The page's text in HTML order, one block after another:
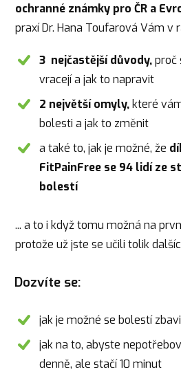
ochranné známky pro ČR a
praxí Dr. Hana Toufarová Vám v
3 nejčastější důvody,proč
vracejí a jak to napravit
2 největší omyly,které
bolesti a jak to změnit
a také to, jak je možné, že
FitPainFree se 94 lidí ze
bolestí
... a to i když tomu možná na
protože už jste se učili tolik
Dozvíte se:
jak je možné se bolestí
jak na to, abyste
denně, ale stačí 10 minut